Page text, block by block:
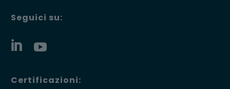
Seguici su:
Certificazioni: